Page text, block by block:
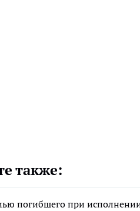
также:
погибшего при